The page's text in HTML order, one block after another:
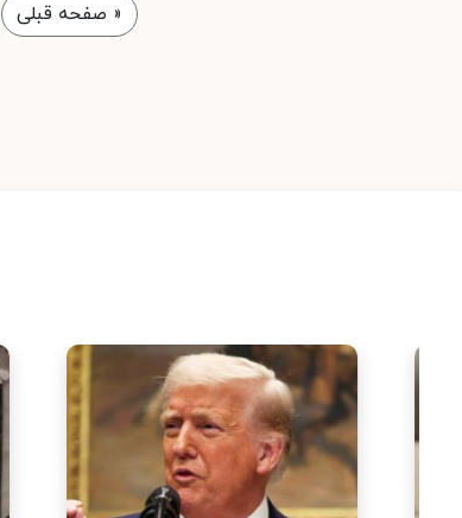
« صفحه قبلی